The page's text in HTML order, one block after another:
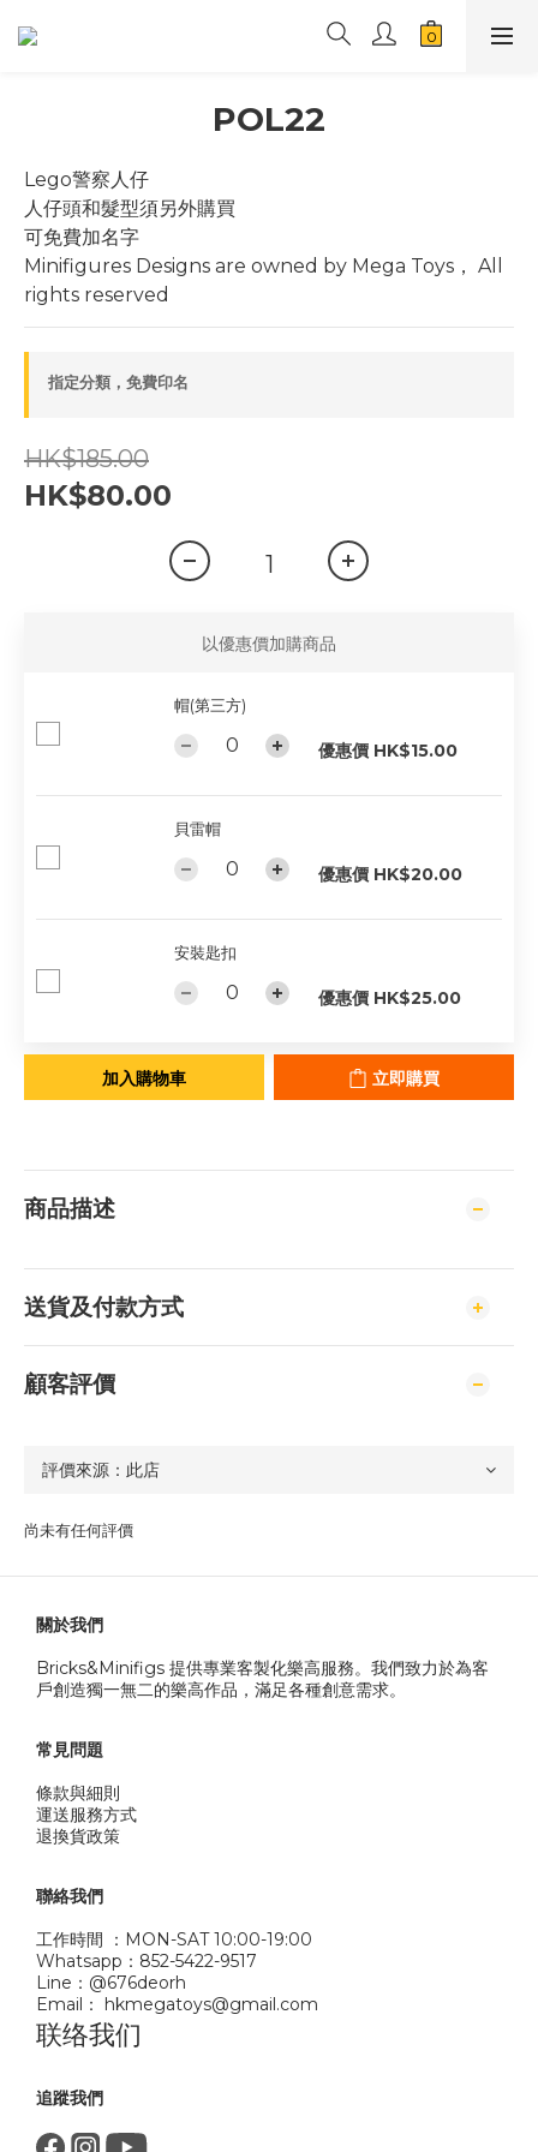
POL22
Lego警察人仔
人仔頭和髮型須另外購買
可免費加名字
Minifigures Designs are owned by Mega Toys， All
rights reserved
指定分類，免費印名
HK$185.00
HK$80.00
以優惠價加購商品
帽(第三方)
優惠價 HK$15.00
貝雷帽
優惠價 HK$20.00
安裝匙扣
優惠價 HK$25.00
加入購物車 立即購買
商品描述
送貨及付款方式
顧客評價
尚未有任何評價
關於我們
Bricks&Minifigs 提供專業客製化樂高服務。我們致力於為客
戶創造獨一無二的樂高作品，滿足各種創意需求。
常見問題
條款與細則
運送服務方式
退換貨政策
聯絡我們
工作時間 ：MON-SAT 10:00-19:00
Whatsapp：852-5422-9517
Line：@676deorh
Email： hkmegatoys@gmail.com
联络我们
追蹤我們